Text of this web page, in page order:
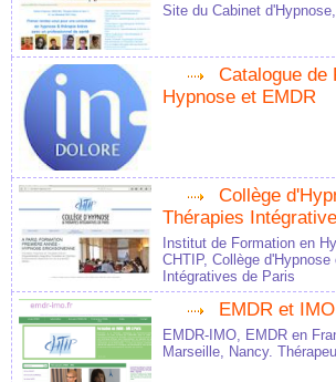
Site du Cabinet
Catalogue de
Hypnose et EMDR
Collège
Thérapies
Institut de Formation en
CHTIP, Collège d'Hypnose
Intégratives de Paris
EMDR et
EMDR-IMO, EMDR en
Marseille, Nancy.